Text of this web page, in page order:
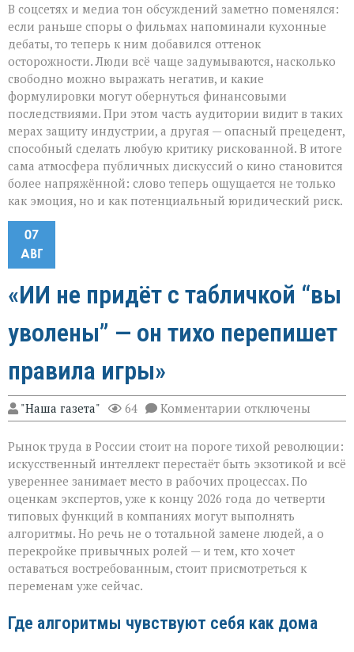
В соцсетях и медиа тон обсуждений заметно поменялся:
если раньше споры о фильмах напоминали кухонные
дебаты, то теперь к ним добавился оттенок
осторожности. Люди всё чаще задумываются, насколько
свободно можно выражать негатив, и какие
формулировки могут обернуться финансовыми
последствиями. При этом часть аудитории видит в таких
мерах защиту индустрии, а другая — опасный прецедент,
способный сделать любую критику рискованной. В итоге
сама атмосфера публичных дискуссий о кино становится
более напряжённой: слово теперь ощущается не только
как эмоция, но и как потенциальный юридический риск.
07
АВГ
«ИИ не придёт с табличкой “вы
уволены” — он тихо перепишет
правила игры»
"Наша газета" 64 Комментарии к
записи
не
придёт
табличкой
“вы
уволены” — он
тихо
перепишет
правила
игры»
отключены
Рынок труда в России стоит на пороге тихой революции:
искусственный интеллект перестаёт быть экзотикой и всё
увереннее занимает место в рабочих процессах. По
оценкам экспертов, уже к концу 2026 года до четверти
типовых функций в компаниях могут выполнять
алгоритмы. Но речь не о тотальной замене людей, а о
перекройке привычных ролей — и тем, кто хочет
оставаться востребованным, стоит присмотреться к
переменам уже сейчас.
Где алгоритмы чувствуют себя как дома